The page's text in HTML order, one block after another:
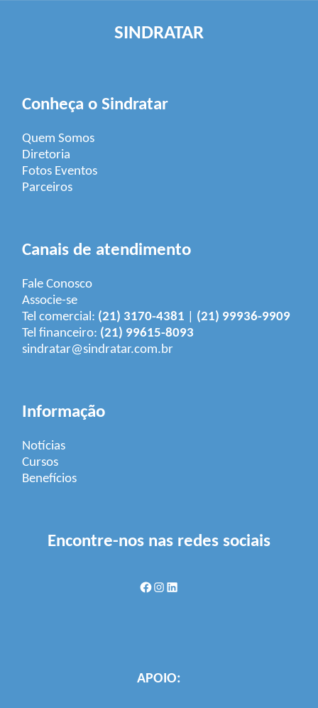
SINDRATAR
Conheça o Sindratar
Quem Somos
Diretoria
Fotos Eventos
Parceiros
Canais de atendimento
Fale Conosco
Associe-se
Tel comercial: (21) 3170-4381
(21) 99936-9909
Tel financeiro: (21) 99615-8093
sindratar@sindratar.com.br
Informação
Notícias
Cursos
Benefícios
Encontre-nos nas redes sociais
Facebook
Instagram
LinkedIn
APOIO: